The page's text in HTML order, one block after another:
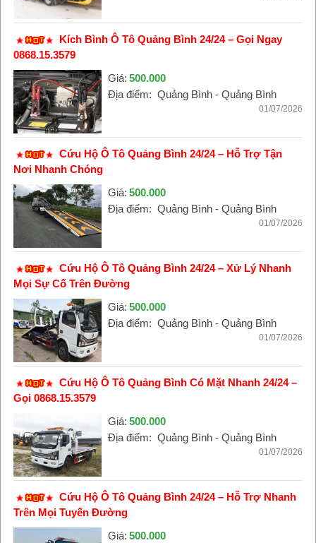
Kích Bình Ô Tô Quảng Bình 24/24 – Gọi Ngay
0868.15.3579
Giá: 500.000
Địa điểm: Quảng Bình - Quảng Bình
01/07/2026
Cứu Hộ Ô Tô Quảng Bình 24/24 – Hỗ Trợ Tận
Nơi Nhanh Chóng
Giá: 500.000
Địa điểm: Quảng Bình - Quảng Bình
01/07/2026
Cứu Hộ Ô Tô Quảng Bình 24/24 – Xử Lý Nhanh
Mọi Sự Cố Trên Đường
Giá: 500.000
Địa điểm: Quảng Bình - Quảng Bình
01/07/2026
Cứu Hộ Ô Tô Quảng Bình Có Mặt Nhanh 24/24 –
Gọi 0868.15.3579
Giá: 500.000
Địa điểm: Quảng Bình - Quảng Bình
01/07/2026
Cứu Hộ Ô Tô Quảng Bình 24/24 – Hỗ Trợ Nhanh
Trên Mọi Tuyến Đường
Giá: 500.000